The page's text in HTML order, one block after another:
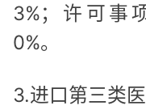
3%；许可事
0%。
3.进口第三类